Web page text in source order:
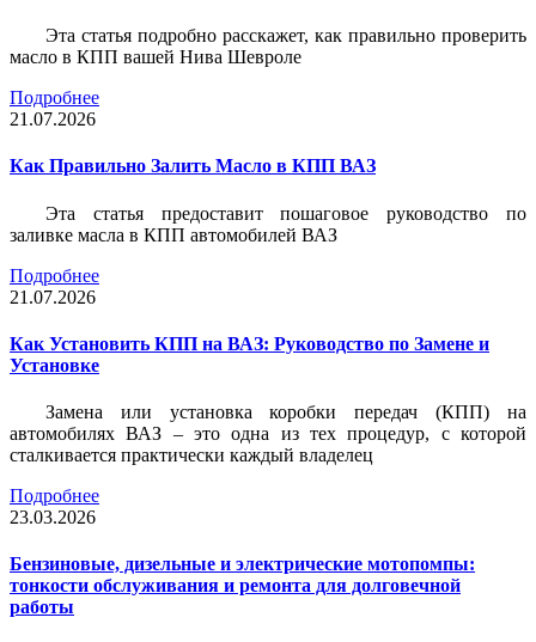
Эта статья подробно расскажет, как правильно проверить
масло в КПП вашей Нива Шевроле
Подробнее
21.07.2026
Как Правильно Залить Масло в КПП ВАЗ
Эта статья предоставит пошаговое руководство по
заливке масла в КПП автомобилей ВАЗ
Подробнее
21.07.2026
Как Установить КПП на ВАЗ: Руководство по Замене и
Установке
Замена или установка коробки передач (КПП) на
автомобилях ВАЗ – это одна из тех процедур, с которой
сталкивается практически каждый владелец
Подробнее
23.03.2026
Бензиновые, дизельные и электрические мотопомпы:
тонкости обслуживания и ремонта для долговечной
работы